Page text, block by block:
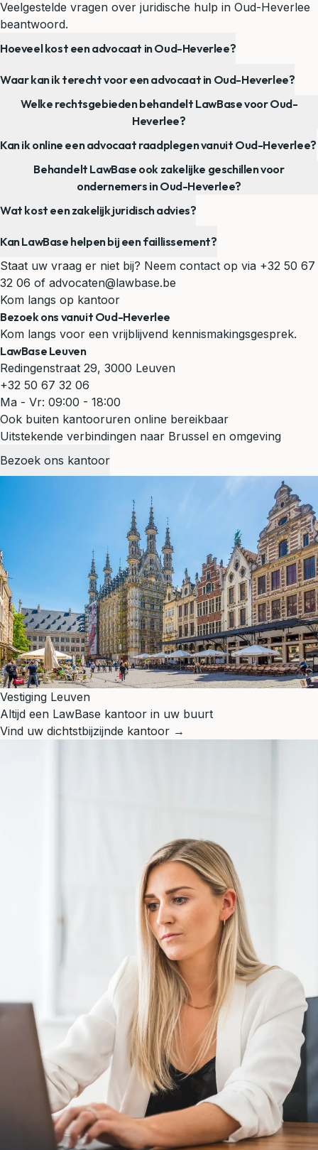
Veelgestelde vragen over juridische hulp in Oud-Heverlee
beantwoord.
Hoeveel kost een advocaat in Oud-Heverlee?
Waar kan ik terecht voor een advocaat in Oud-Heverlee?
Welke rechtsgebieden behandelt LawBase voor Oud-
Heverlee?
Kan ik online een advocaat raadplegen vanuit Oud-Heverlee?
Behandelt LawBase ook zakelijke geschillen voor
ondernemers in Oud-Heverlee?
Wat kost een zakelijk juridisch advies?
Kan LawBase helpen bij een faillissement?
Staat uw vraag er niet bij? Neem contact op via +32 50 67
32 06 of advocaten@lawbase.be
Kom langs op kantoor
Bezoek ons vanuit Oud-Heverlee
Kom langs voor een vrijblijvend kennismakingsgesprek.
LawBase Leuven
Redingenstraat 29, 3000 Leuven
+32 50 67 32 06
Ma - Vr: 09:00 - 18:00
Ook buiten kantooruren online bereikbaar
Uitstekende verbindingen naar Brussel en omgeving
Bezoek ons kantoor
Vestiging Leuven
Altijd een LawBase kantoor in uw buurt
Vind uw dichtstbijzijnde kantoor →